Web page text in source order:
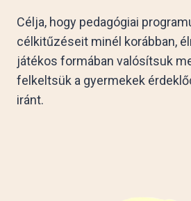
Célja, hogy pedagógiai
célkitűzéseit minél korábban,
játékos formában valósítsuk
felkeltsük a gyermekek
iránt.